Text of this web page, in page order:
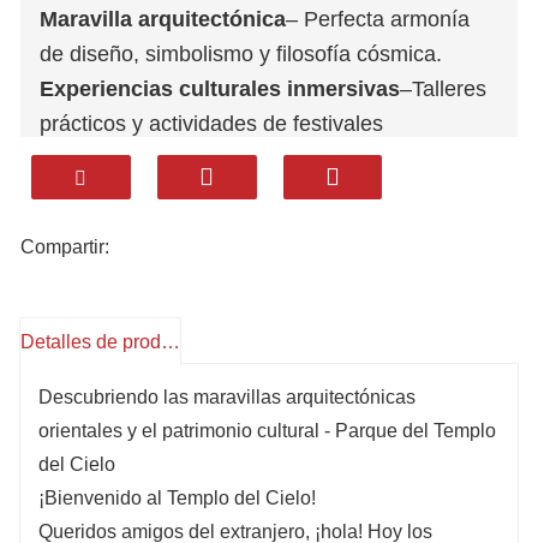
Maravilla arquitectónica– Perfecta armonía
de diseño, simbolismo y filosofía cósmica.
Experiencias culturales inmersivas–Talleres
prácticos y actividades de festivales
tradicionales.
Conveniente para visitantes
visado de 144 horas y servicios multilingües.
Disfrute de impresionantes vistas en el Salón
del Eco.
Legado cultural y atractivo moderno– Un
sitio sagrado que combina historia, arte y un
vibrante turismo global.
Compartir:
Detalles de producto
Descubriendo las maravillas arquitectónicas
orientales y el patrimonio cultural - Parque del Templo
del Cielo
¡Bienvenido al Templo del Cielo!
Queridos amigos del extranjero, ¡hola! Hoy los